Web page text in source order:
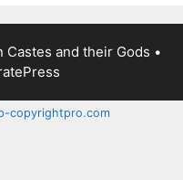
and their Gods •
copyrightpro.com